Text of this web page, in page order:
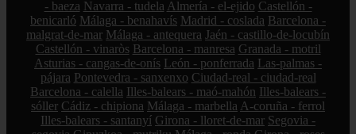
- baeza Navarra - tudela Almería - el-ejido Castellón -
benicarló Málaga - benahavís Madrid - coslada Barcelona -
malgrat-de-mar Málaga - antequera Jaén - castillo-de-locubín
Castellón - vinaròs Barcelona - manresa Granada - motril
Asturias - cangas-de-onís León - ponferrada Las-palmas -
pájara Pontevedra - sanxenxo Ciudad-real - ciudad-real
Barcelona - calella Illes-balears - maó-mahón Illes-balears -
sóller Cádiz - chipiona Málaga - marbella A-coruña - ferrol
Illes-balears - santanyí Girona - lloret-de-mar Segovia -